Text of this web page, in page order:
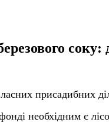
присадибних
необхідним є